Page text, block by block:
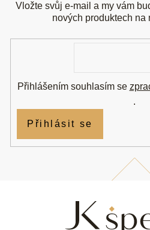
Vložte svůj e-mail a my vám
nových produktech na
Přihlášením souhlasím se
.
Přihlásit se